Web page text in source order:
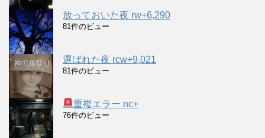
放っておいた夜 rw+6,290
81件のビュー
選ばれた夜 rcw+9,021
81件のビュー
重複エラー nc+
76件のビュー